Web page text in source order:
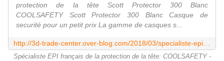
protection de la tête Scott Protector 300 Blanc
COOLSAFETY Scott Protector 300 Blanc Casque de
securité pour un petit prix La gamme de casques s...
Spécialiste EPI français de la protection de la tête: COOLSAFETY -